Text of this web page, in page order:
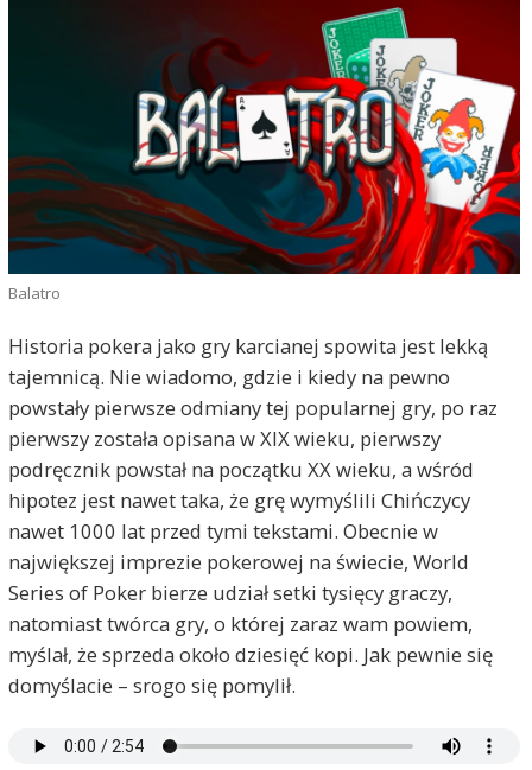
Balatro
Historia pokera jako gry karcianej spowita jest lekką
tajemnicą. Nie wiadomo, gdzie i kiedy na pewno
powstały pierwsze odmiany tej popularnej gry, po raz
pierwszy została opisana w XIX wieku, pierwszy
podręcznik powstał na początku XX wieku, a wśród
hipotez jest nawet taka, że grę wymyślili Chińczycy
nawet 1000 lat przed tymi tekstami. Obecnie w
największej imprezie pokerowej na świecie, World
Series of Poker bierze udział setki tysięcy graczy,
natomiast twórca gry, o której zaraz wam powiem,
myślał, że sprzeda około dziesięć kopi. Jak pewnie się
domyślacie – srogo się pomylił.